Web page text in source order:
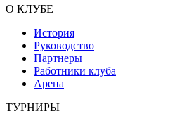
О КЛУБЕ
История
Руководство
Партнеры
Работники клуба
Арена
ТУРНИРЫ